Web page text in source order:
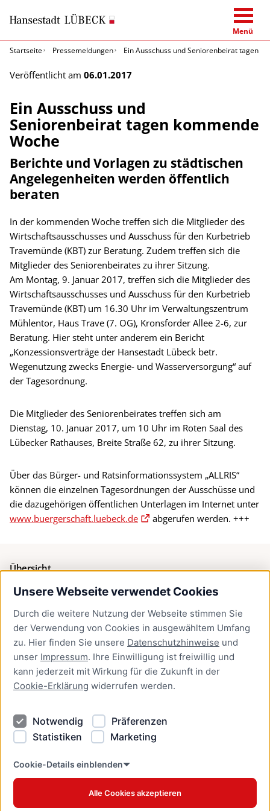
Unsere Webseite verwendet Cookies
Durch die weitere Nutzung der Webseite stimmen Sie
der Verwendung von Cookies in ausgewähltem Umfang
zu. Hier finden Sie unsere Datenschutzhinweise und
unser Impressum. Ihre Einwilligung ist freiwillig und
kann jederzeit mit Wirkung für die Zukunft in der
Cookie-Erklärung widerrufen werden.
Notwendig
Präferenzen
Statistiken
Marketing
Cookie-Details einblenden
Alle Cookies akzeptieren
Menü
Startseite
Pressemeldungen Ein Ausschuss und Seniorenbeirat tagen
Veröffentlicht am 06.01.2017
Ein Ausschuss und
Seniorenbeirat tagen kommende
Woche
Berichte und Vorlagen zu städtischen
Angelegenheiten werden öffentlich
beraten
In der kommenden Woche treffen sich die Mitglieder des
Wirtschaftsausschusses und Ausschuss für den Kurbetrieb
Travemünde (KBT) zur Beratung. Zudem treffen sich die
Mitglieder des Seniorenbeirates zu ihrer Sitzung.
Am Montag, 9. Januar 2017, treffen sich die Mitglieder des
Wirtschaftsausschusses und Ausschuss für den Kurbetrieb
Travemünde (KBT) um 16.30 Uhr im Verwaltungszentrum
Mühlentor, Haus Trave (7. OG), Kronsforder Allee 2-6, zur
Beratung. Hier steht unter anderem ein Bericht
„Konzessionsverträge der Hansestadt Lübeck betr.
Wegenutzung zwecks Energie- und Wasserversorgung“ auf
der Tagesordnung.
Die Mitglieder des Seniorenbeirates treffen sich am
Dienstag, 10. Januar 2017, um 10 Uhr im Roten Saal des
Lübecker Rathauses, Breite Straße 62, zu ihrer Sitzung.
Über das Bürger- und Ratsinformationssystem „ALLRIS“
können die einzelnen Tagesordnungen der Ausschüsse und
die dazugehörigen öffentlichen Unterlagen im Internet unter
www.buergerschaft.luebeck.de
abgerufen werden. +++
Übersicht
Bürgerservice
Presse
Newsletter Lübeck:kompakt
Kontakt
Kontakt
Datenschutzhinweise
Barrierefreiheit
Cookie Erklärung
www.luebeck.de